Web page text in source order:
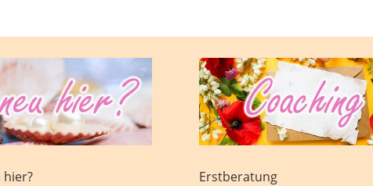
hier? Erstberatung